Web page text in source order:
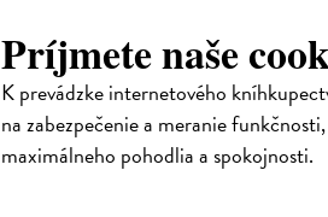
Príjmete naše
K prevádzke internetového
na zabezpečenie a meranie
maximálneho pohodlia a spokojnosti.
Zradca
Horst Jorn Lier| Kniha